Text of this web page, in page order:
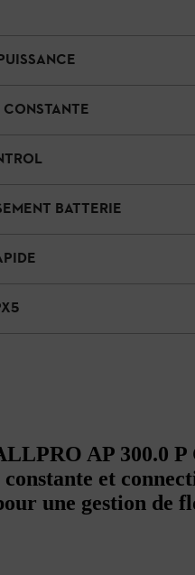
BATTERIE
AP 300.0 P
constante et
une gestion de